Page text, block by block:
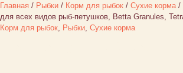
Главная / Рыбки / Корм для рыбок / Сухие корма /
для всех видов рыб-петушков, Betta Granules,
Корм для рыбок Рыбки Сухие корма